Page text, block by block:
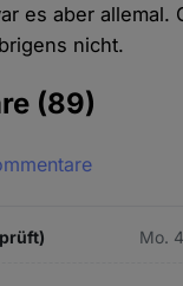
es aber allemal.
nicht.
(89)
Mo.